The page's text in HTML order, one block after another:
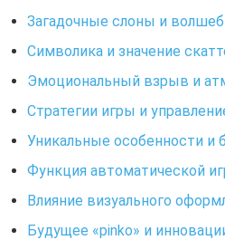
Загадочные слоны и
Символика и значение
Эмоциональный взрыв и
Стратегии игры и
Уникальные особенности и
Функция автоматической
Влияние визуального
Будущее «pinko» и